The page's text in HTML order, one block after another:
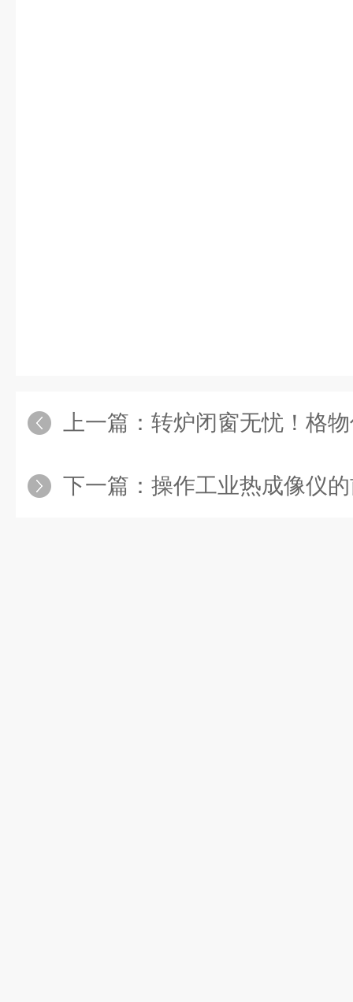
上一篇： 转炉闭窗无忧！格物优信转炉炉口
下一篇： 操作工业热成像仪